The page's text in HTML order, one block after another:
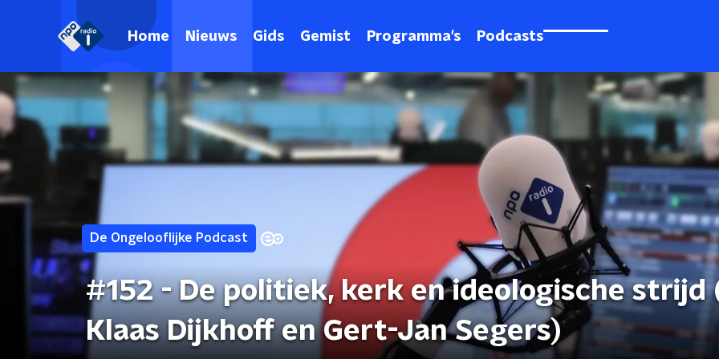
Home Nieuws Gids Gemist Programma's Podcasts
De Ongelooflijke Podcast
#152 - De politiek, kerk en ideologische strijd
Klaas Dijkhoff en Gert-Jan Segers)